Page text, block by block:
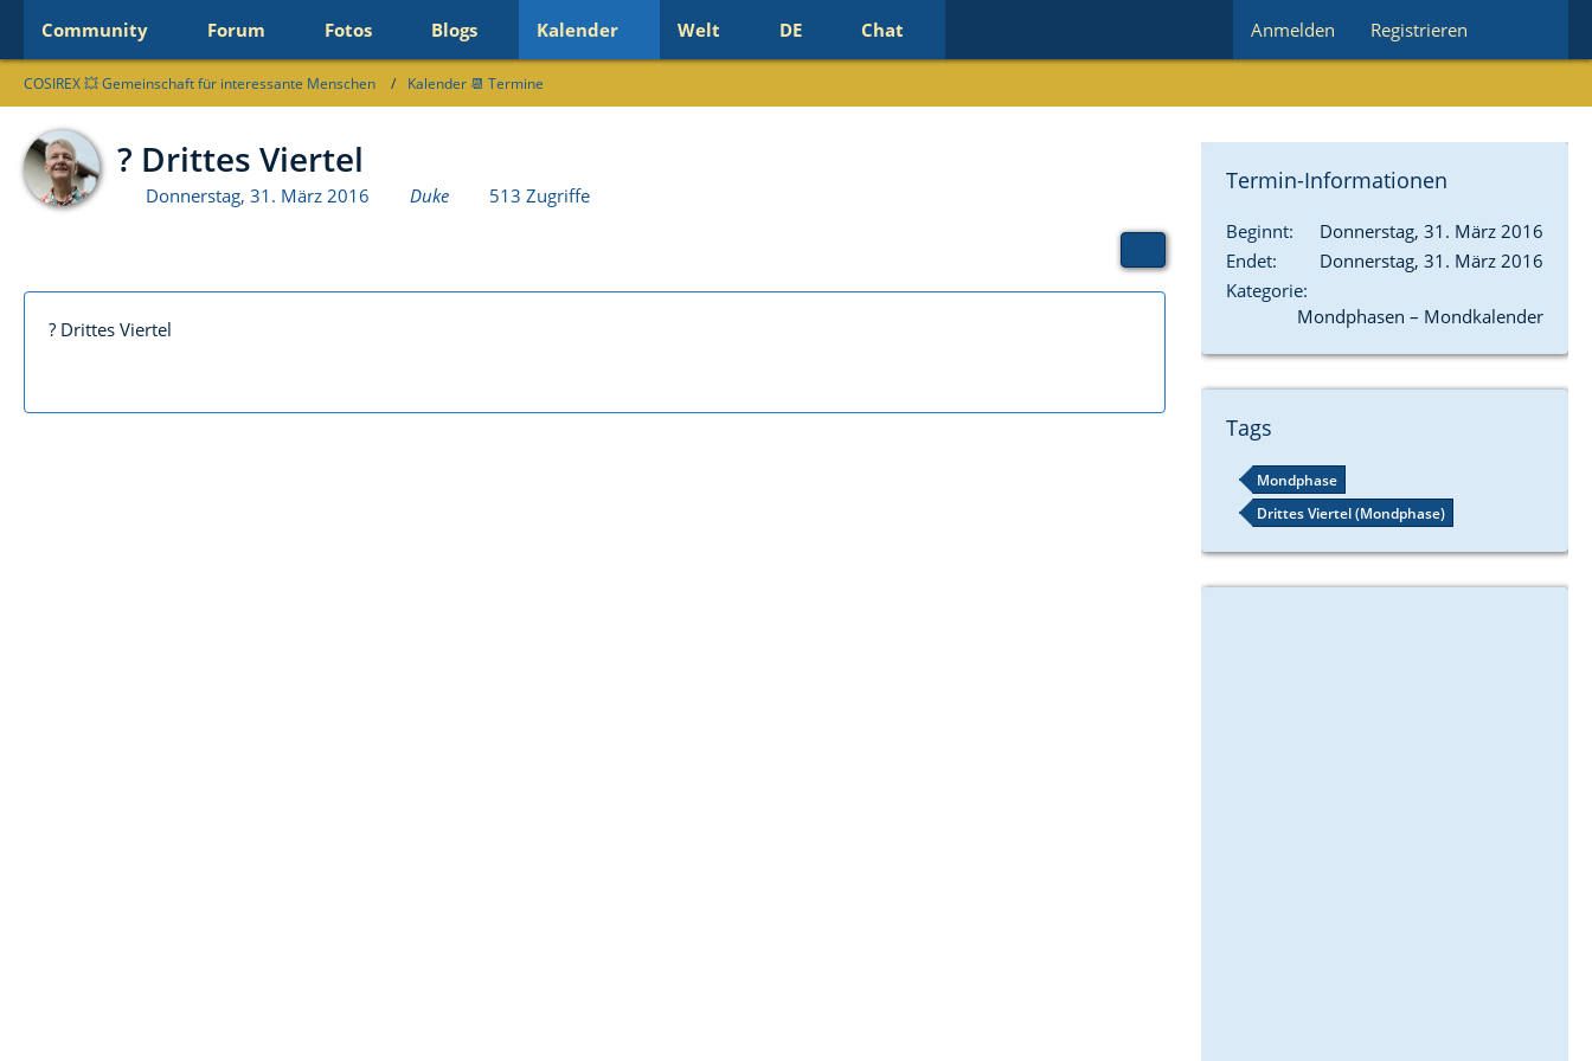
Community Forum Fotos Blogs Kalender Welt DE Chat Anmelden Registrieren
COSIREX 💥 Gemeinschaft für interessante Menschen Kalender 📆 Termine
? Drittes Viertel
Donnerstag, 31. März 2016 Duke 513 Zugriffe
? Drittes Viertel
Termin-Informationen
Beginnt
Donnerstag, 31. März 2016
Endet
Donnerstag, 31. März 2016
Kategorie
Mondphasen – Mondkalender
Tags
Mondphase
Drittes Viertel (Mondphase)